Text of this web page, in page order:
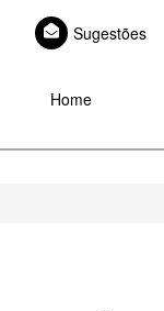
Sugestões
Home